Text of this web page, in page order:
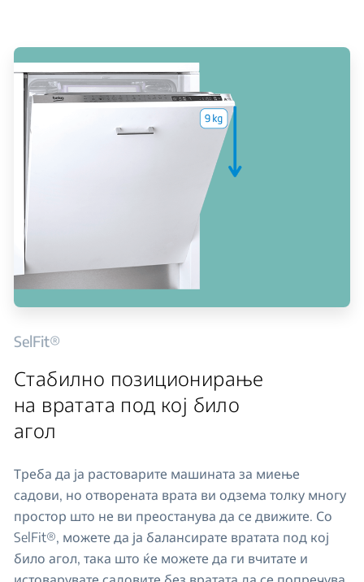
SelFit®
Стабилно позиционирање
на вратата под кој било
агол
Треба да ја растоварите машината за миење
садови, но отворената врата ви одзема толку многу
простор што не ви преостанува да се движите. Со
SelFit®, можете да ја балансирате вратата под кој
било агол, така што ќе можете да ги вчитате и